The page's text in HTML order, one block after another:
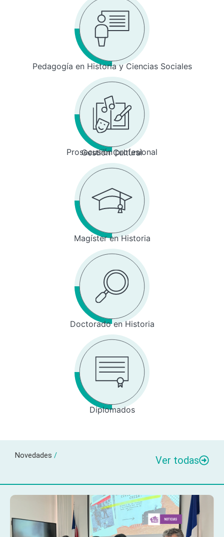
Pedagogía en Historia y Ciencias Sociales
Prosecusión profesional
Gestión Cultural
Magíster en Historia
Doctorado en Historia
Diplomados
Novedades / Ver todas